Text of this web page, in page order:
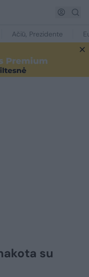
Ačiū, Prezidente
su